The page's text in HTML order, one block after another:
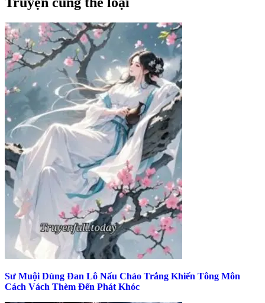
Sư Muội Dùng Đan Lô Nấu Cháo Trắng Khiến Tông Môn
Cách Vách Thèm Đến Phát Khóc